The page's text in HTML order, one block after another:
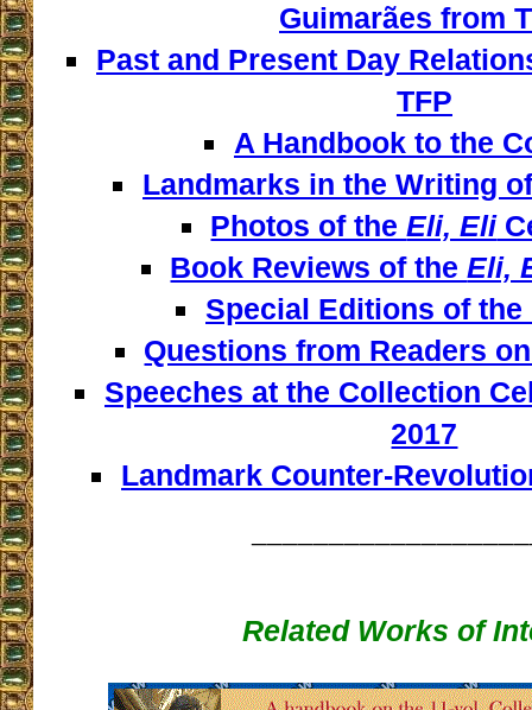
Guimarães from
Past and Present Day
TFP
A Handbook to the
Landmarks in the Writing
Photos of theEli, Eli
Book Reviews of theEli,
Special Editions of
Questions from Readers
Speeches at the Collection
2017
Landmark Counter-
Related Works of